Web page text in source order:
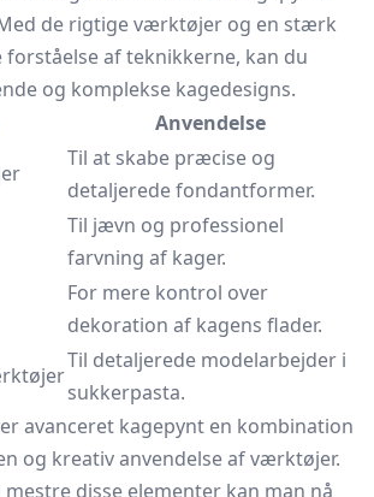
de rigtige værktøjer og en stærk
af teknikkerne, kan du
og komplekse kagedesigns.
Anvendelse
Til at skabe præcise og
detaljerede fondantformer.
Til jævn og professionel
farvning af kager.
For mere kontrol over
dekoration af kagens flader.
Til detaljerede modelarbejder i
sukkerpasta.
avanceret kagepynt en kombination
og kreativ anvendelse af værktøjer.
disse elementer kan man nå